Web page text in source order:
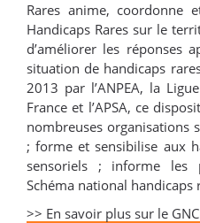
Rares anime, coordonne
Handicaps Rares sur le
d’améliorer les réponses
situation de handicaps
2013 par l’ANPEA, la
France et l’APSA, ce
nombreuses organisations
; forme et sensibilise aux
sensoriels ; informe les
Schéma national handicaps
>> En savoir plus sur le